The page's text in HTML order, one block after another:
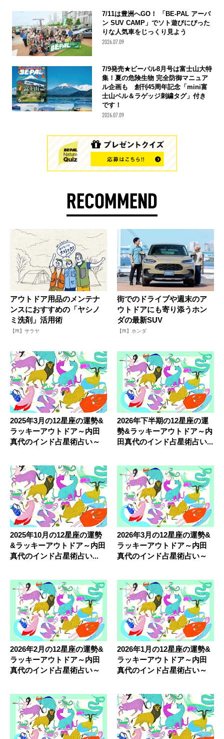
7/11は豊洲へGO！ 「BE-PAL アーバ
ン SUV CAMP」でソト遊びにぴった
りな人気車をじっくり見よう
2026.07.09
7/9発売★ビーパル8月号は富士山大特
集！夏の危険生物 完全防御マニュア
ル企画も 創刊45周年記念「mini富
士山ベル＆ラゲッジ刺繍タグ」付き
です！
2026.07.09
RECOMMEND
アウトドア用品のメンテナ
ンスにおすすめの「ヤシノ
ミ洗剤」活用術
【PR】サラヤ
街でのドライブや週末のア
ウトドアにも寄り添うホン
ダの最新SUV
【PR】ホンダ
2025年3月の12星座の運勢&
ラッキーアウトドア～内田
真代のインド占星術占い～
2026年下半期の12星座の運
勢&ラッキーアウトドア～内
田真代のインド占星術占い...
2025年10月の12星座の運勢
&ラッキーアウトドア～内田
真代のインド占星術占い...
2026年3月の12星座の運勢&
ラッキーアウトドア～内田
真代のインド占星術占い～
2026年2月の12星座の運勢&
ラッキーアウトドア～内田
真代のインド占星術占い～
2026年1月の12星座の運勢&
ラッキーアウトドア～内田
真代のインド占星術占い～